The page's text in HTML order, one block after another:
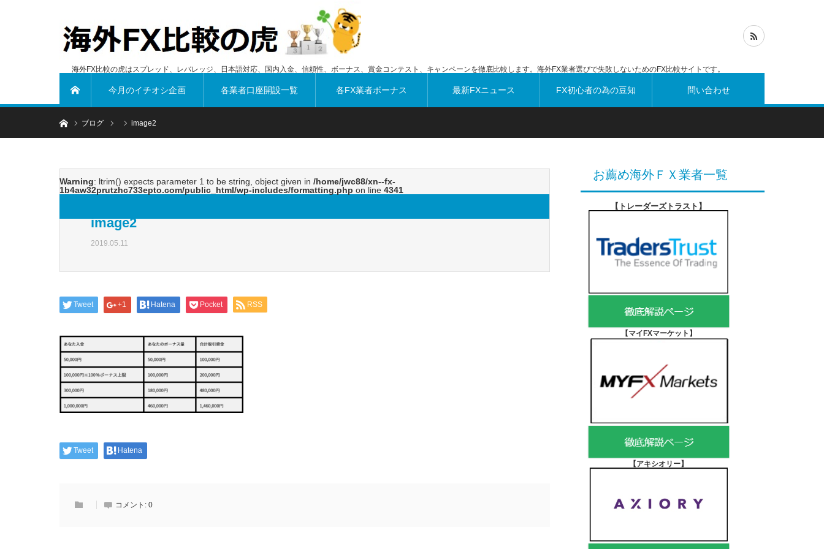
海外FX比較の虎はスプレッド、レバレッジ、日本語対応、国内入金、信頼性、ボーナス、賞金コンテスト、キャンペーンを徹底比較します。海外FX業者選びで失敗しないためのFX比較サイトです。
今月のイチオシ企画 各業者口座開設一覧 各FX業者ボーナス 最新FXニュース FX初心者の為の豆知 問い合わせ
ホームブログ image2
Warning: ltrim() expects parameter 1 to be string, object given in /home/jwc88/xn--fx-
1b4aw32prutzhc733epto.com/public_html/wp-includes/formatting.php on line 4341
image2
2019.05.11
Tweet +1 Hatena Pocket RSS
Tweet Hatena
コメント: 0
お薦め海外ＦＸ業者一覧
【トレーダーズトラスト 】
【マイFXマーケット 】
【アキシオリー】